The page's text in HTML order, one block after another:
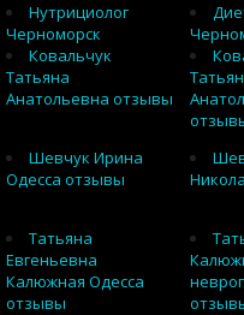
Нутрициолог
Черноморск
Ковальчук
Татьяна
Анатольевна отзывы
Шевчук Ирина
Одесса отзывы
Татьяна
Евгеньевна
Калюжная Одесса
отзывы